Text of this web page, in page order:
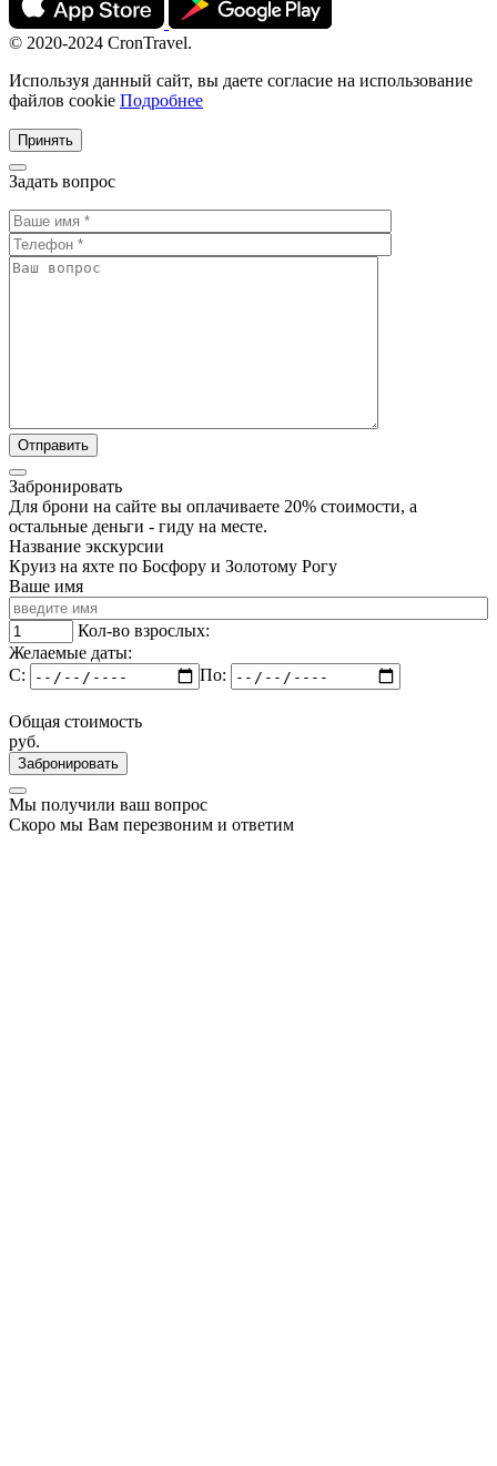
© 2020-2024 CronTravel.
Используя данный сайт, вы даете согласие на использование
файлов cookie Подробнее
Принять
Задать вопрос
Забронировать
Для брони на сайте вы оплачиваете 20% стоимости, а
остальные деньги - гиду на месте.
Название экскурсии
Круиз на яхте по Босфору и Золотому Рогу
Ваше имя
Кол-во взрослых:
Желаемые даты:
C:
По:
Общая стоимость
руб.
Забронировать
Мы получили ваш вопрос
Скоро мы Вам перезвоним и ответим